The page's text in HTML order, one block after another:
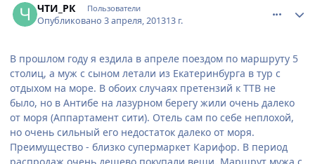
ЧТИ_РК Пользователи
Опубликовано3 апреля, 201313 г.
В прошлом году я ездила в апреле поездом по маршруту 5
столиц, а муж с сыном летали из Екатеринбурга в тур с
отдыхом на море. В обоих случаях претензий к ТТВ не
было, но в Антибе на лазурном берегу жили очень далеко
от моря (Аппартамент сити). Отель сам по себе неплохой,
но очень сильный его недостаток далеко от моря.
Преимущество - близко супермаркет Карифор. В период